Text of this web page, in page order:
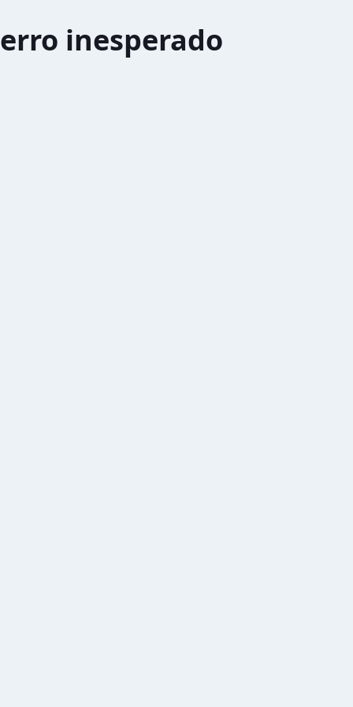
erro inesperado